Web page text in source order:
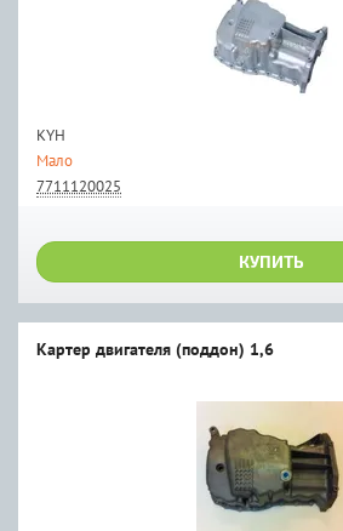
KYH
Мало
7711120025
КУПИТЬ
Картер двигателя (поддон) 1,6